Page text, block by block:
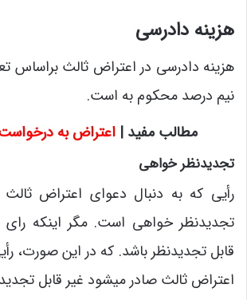
هزینه دادرسی
هزینه دادرسی در اعتراض ثالث براساس
نیم درصد محکوم ­به است.
مطالب مفید |اعتراض به
تجدیدنظر خواهی
رأیی که به دنبال دعوای اعتراض
تجدیدنظر خواهی است. مگر اینکه
قابل تجدیدنظر باشد. که در این صورت،
اعتراض ثالث صادر می­شود غیر قابل